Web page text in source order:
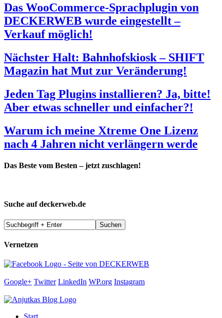
Das WooCommerce-Sprachplugin von
DECKERWEB wurde eingestellt –
Verkauf möglich!
Nächster Halt: Bahnhofskiosk – SHIFT
Magazin hat Mut zur Veränderung!
Jeden Tag Plugins installieren? Ja, bitte!
Aber etwas schneller und einfacher?!
Warum ich meine Xtreme One Lizenz
nach 4 Jahren nicht verlängern werde
Das Beste vom Besten – jetzt zuschlagen!
Suche auf deckerweb.de
Vernetzen
Google+ Twitter LinkedIn WP.org Instagram